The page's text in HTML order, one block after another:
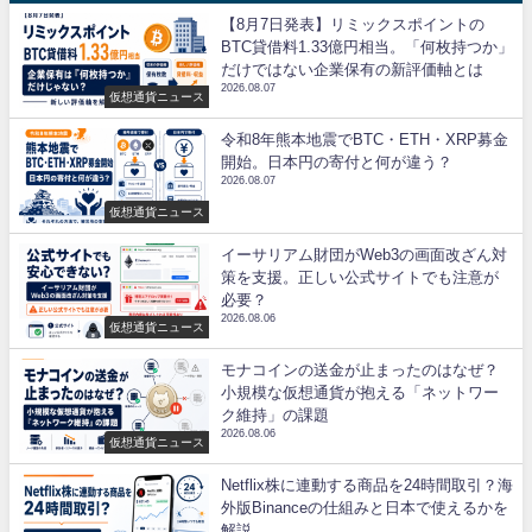
仮想通貨ニュース
【8月7日発表】リミックスポイントの
BTC貸借料1.33億円相当。「何枚持つか」
だけではない企業保有の新評価軸とは
2026.08.07
仮想通貨ニュース
令和8年熊本地震でBTC・ETH・XRP募金
開始。日本円の寄付と何が違う？
2026.08.07
仮想通貨ニュース
イーサリアム財団がWeb3の画面改ざん対
策を支援。正しい公式サイトでも注意が
必要？
2026.08.06
仮想通貨ニュース
モナコインの送金が止まったのはなぜ？
小規模な仮想通貨が抱える「ネットワー
ク維持」の課題
2026.08.06
Netflix株に連動する商品を24時間取引？海
外版Binanceの仕組みと日本で使えるかを